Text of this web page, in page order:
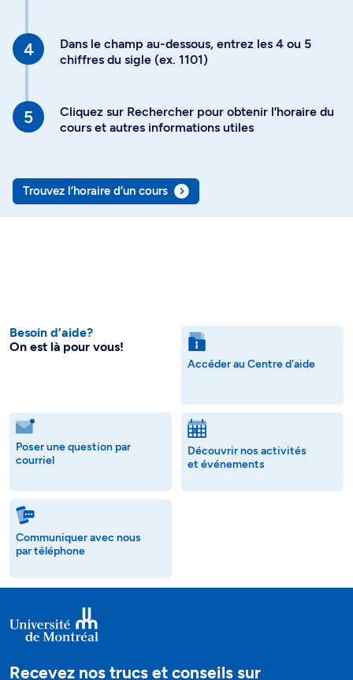
Dans le champ au-dessous, entrez les 4 ou 5
chiffres du sigle (ex. 1101)
Cliquez sur Rechercher pour obtenir l’horaire du
cours et autres informations utiles
Trouvez l’horaire d’un cours
Besoin d’aide?
On est là pour vous!
Accéder au Centre d'aide
Poser une question par
courriel
Découvrir nos activités
et événements
Communiquer avec nous
par téléphone
Recevez nos trucs et conseils sur